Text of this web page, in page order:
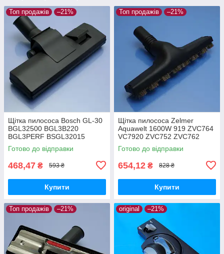
Топ продажів –21%
Щітка пилососа Bosch GL-30
BGL32500 BGL3B220
BGL3PERF BSGL32015
BSGL32030 BSGL3210RU
BSGL32383 BSGL32500
Готово до відправки
468,47 ₴ 593 ₴
Купити
Топ продажів –21%
Щітка пилососа Zelmer
Aquawelt 1600W 919 ZVC764
VC7920 ZVC752 ZVC762
ZVC763 Aquos 829 ZVC722
Aquario 819 ZVC712 ламінат
Готово до відправки
654,12 ₴ 828 ₴
Купити
Топ продажів –21% original –21%